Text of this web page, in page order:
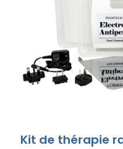
Kit de thérapie